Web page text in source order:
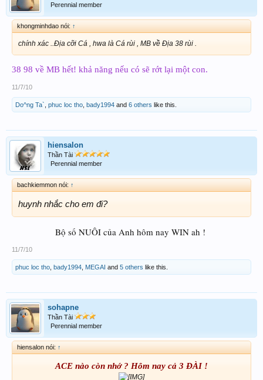
Perennial member
khongminhdao nói: ↑
chính xác ..Địa cỡi Cá , hwa là Cá rùi , MB về Địa 38 rùi .
38 98 về MB hết! khả năng nếu có sẽ rớt lại một con.
11/7/10
Do^ng Ta` phuc loc tho bady1994 and 6 others like this.
hiensalon
Thần Tài
Perennial member
bachkiemmon nói: ↑
huynh nhắc cho em đi?
Bộ số NUÔI của Anh hôm nay WIN ah !
11/7/10
phuc loc tho bady1994 MEGAI and 5 others like this.
sohapne
Thần Tài
Perennial member
hiensalon nói: ↑
ACE nào còn nhớ ? Hôm nay cả 3 ĐÀI !